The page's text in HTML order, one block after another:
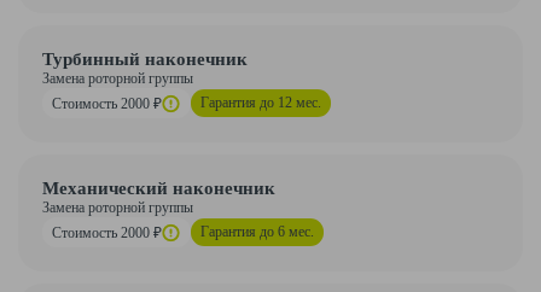
Турбинный наконечник
Замена роторной группы
Стоимость 2000 ₽
Гарантия до 12 мес.
Механический наконечник
Замена роторной группы
Стоимость 2000 ₽
Гарантия до 6 мес.